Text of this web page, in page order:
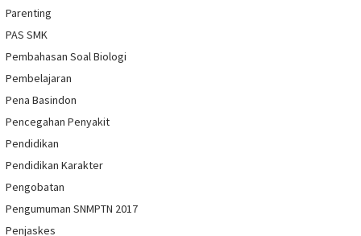
Parenting
PAS SMK
Pembahasan Soal Biologi
Pembelajaran
Pena Basindon
Pencegahan Penyakit
Pendidikan
Pendidikan Karakter
Pengobatan
Pengumuman SNMPTN 2017
Penjaskes